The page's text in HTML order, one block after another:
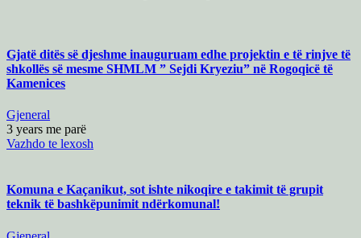
Gjatë ditës së djeshme inauguruam edhe projektin e të rinjve të
shkollës së mesme SHMLM ” Sejdi Kryeziu” në Rogoqicë të
Kamenices
Gjeneral
3 years me parë
Vazhdo te lexosh
Komuna e Kaçanikut, sot ishte nikoqire e takimit të grupit
teknik të bashkëpunimit ndërkomunal!